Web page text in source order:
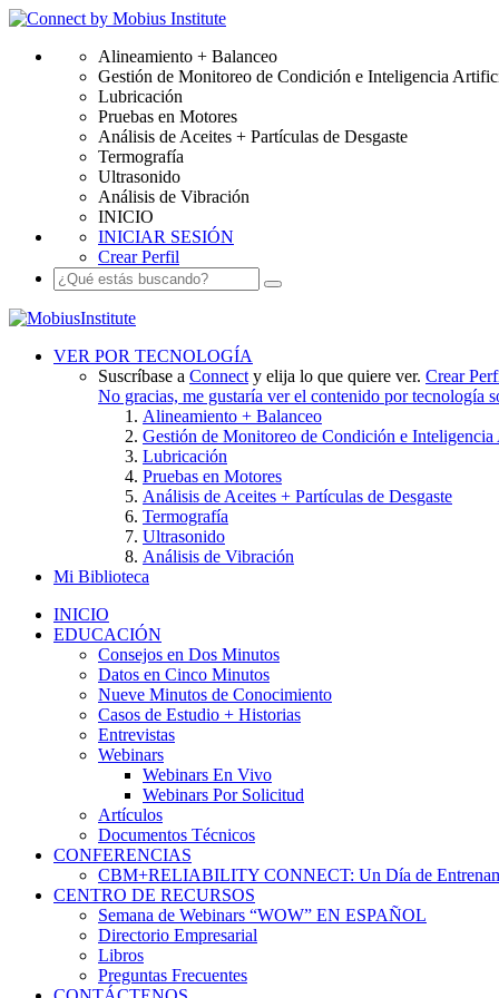
Alineamiento + Balanceo
Gestión de Monitoreo de Condición e Inteligencia
Lubricación
Pruebas en Motores
Análisis de Aceites + Partículas de Desgaste
Termografía
Ultrasonido
Análisis de Vibración
INICIO
INICIAR SESIÓN
Crear Perfil
VER POR TECNOLOGÍA
Suscríbase a Connect y elija lo que quiere ver. Crear
No gracias, me gustaría ver el contenido por tecnología
Alineamiento + Balanceo
Gestión de Monitoreo de Condición e
Lubricación
Pruebas en Motores
Análisis de Aceites + Partículas de Desgaste
Termografía
Ultrasonido
Análisis de Vibración
Mi Biblioteca
INICIO
EDUCACIÓN
Consejos en Dos Minutos
Datos en Cinco Minutos
Nueve Minutos de Conocimiento
Casos de Estudio + Historias
Entrevistas
Webinars
Webinars En Vivo
Webinars Por Solicitud
Artículos
Documentos Técnicos
CONFERENCIAS
CBM+RELIABILITY CONNECT: Un Día de
CENTRO DE RECURSOS
Semana de Webinars “WOW” EN ESPAÑOL
Directorio Empresarial
Libros
Preguntas Frecuentes